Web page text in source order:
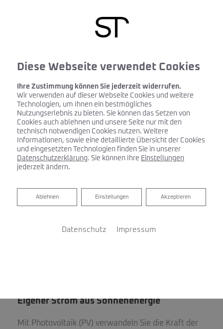
Eigener Strom aus Sonnenenergie
Mit Photovoltaik (PV) verwandeln Sie die Kraft der
Diese Webseite verwendet Cookies
Ihre Zustimmung können Sie jederzeit widerrufen.
Wir verwenden auf dieser Webseite Cookies und weitere
Technologien, um Ihnen ein bestmögliches
Nutzungserlebnis zu bieten. Sie können das Setzen von
Cookies auch ablehnen und unsere Seite nur mit den
technisch notwendigen Cookies nutzen. Weitere
Informationen, sowie eine detaillierte Übersicht der Cookies
und eingesetzten Technologien finden Sie in unserer
Datenschutzerklärung. Sie können Ihre Einstellungen
jederzeit ändern.
Akzeptieren
Einstellungen
Ablehnen
Ablehnen
Datenschutz Impressum